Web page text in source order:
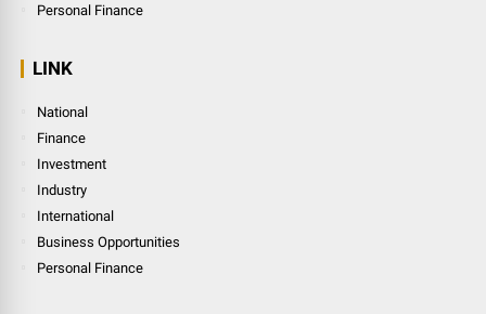
Personal Finance
LINK
National
Finance
Investment
Industry
International
Business Opportunities
Personal Finance